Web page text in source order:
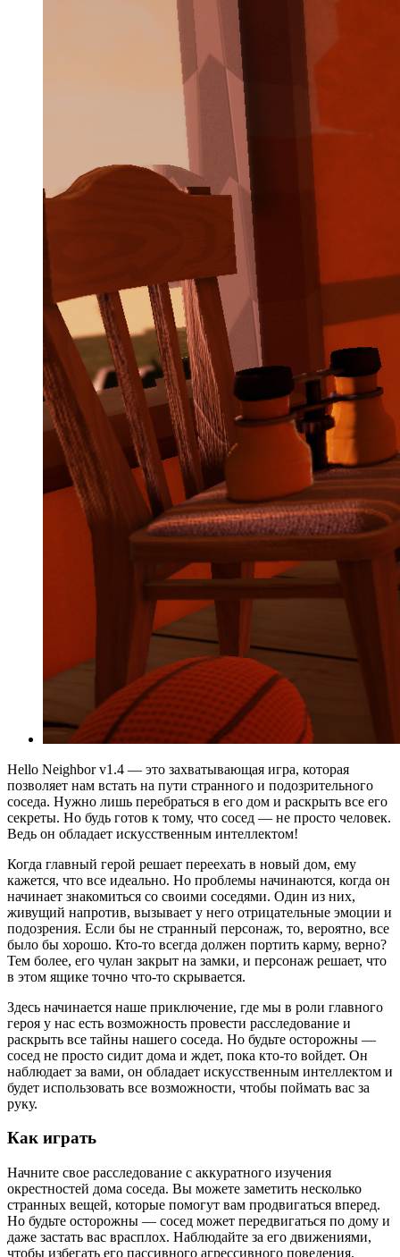
Hello Neighbor v1.4 — это захватывающая игра, которая
позволяет нам встать на пути странного и подозрительного
соседа. Нужно лишь перебраться в его дом и раскрыть все его
секреты. Но будь готов к тому, что сосед — не просто человек.
Ведь он обладает искусственным интеллектом!
Когда главный герой решает переехать в новый дом, ему
кажется, что все идеально. Но проблемы начинаются, когда он
начинает знакомиться со своими соседями. Один из них,
живущий напротив, вызывает у него отрицательные эмоции и
подозрения. Если бы не странный персонаж, то, вероятно, все
было бы хорошо. Кто-то всегда должен портить карму, верно?
Тем более, его чулан закрыт на замки, и персонаж решает, что
в этом ящике точно что-то скрывается.
Здесь начинается наше приключение, где мы в роли главного
героя у нас есть возможность провести расследование и
раскрыть все тайны нашего соседа. Но будьте осторожны —
сосед не просто сидит дома и ждет, пока кто-то войдет. Он
наблюдает за вами, он обладает искусственным интеллектом и
будет использовать все возможности, чтобы поймать вас за
руку.
Как играть
Начните свое расследование с аккуратного изучения
окрестностей дома соседа. Вы можете заметить несколько
странных вещей, которые помогут вам продвигаться вперед.
Но будьте осторожны — сосед может передвигаться по дому и
даже застать вас врасплох. Наблюдайте за его движениями,
чтобы избегать его пассивного агрессивного поведения.